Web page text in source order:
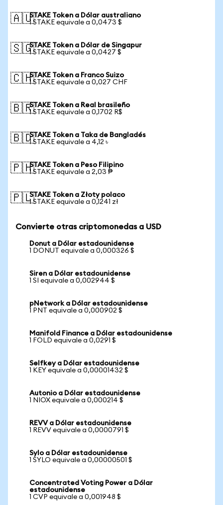
🇦🇺STAKE Token a Dólar australiano
1 STAKE equivale a 0,0473 $
🇸🇬STAKE Token a Dólar de Singapur
1 STAKE equivale a 0,0427 $
🇨🇭STAKE Token a Franco Suizo
1 STAKE equivale a 0,027 CHF
🇧🇷STAKE Token a Real brasileño
1 STAKE equivale a 0,1702 R$
🇧🇩STAKE Token a Taka de Bangladés
1 STAKE equivale a 4,12 ৳
🇵🇭STAKE Token a Peso Filipino
1 STAKE equivale a 2,03 ₱
🇵🇱STAKE Token a Złoty polaco
1 STAKE equivale a 0,1241 zł
Convierte otras criptomonedas a USD
Donut a Dólar estadounidense
1 DONUT equivale a 0,000326 $
Siren a Dólar estadounidense
1 SI equivale a 0,002944 $
pNetwork a Dólar estadounidense
1 PNT equivale a 0,000902 $
Manifold Finance a Dólar estadounidense
1 FOLD equivale a 0,0291 $
Selfkey a Dólar estadounidense
1 KEY equivale a 0,00001432 $
Autonio a Dólar estadounidense
1 NIOX equivale a 0,000214 $
REVV a Dólar estadounidense
1 REVV equivale a 0,0000791 $
Sylo a Dólar estadounidense
1 SYLO equivale a 0,00000501 $
Concentrated Voting Power a Dólar
estadounidense
1 CVP equivale a 0,001948 $